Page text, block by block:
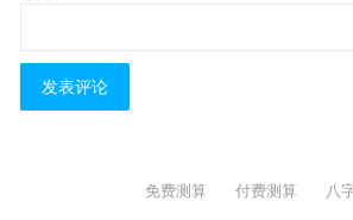
免费测算 付费测算 八